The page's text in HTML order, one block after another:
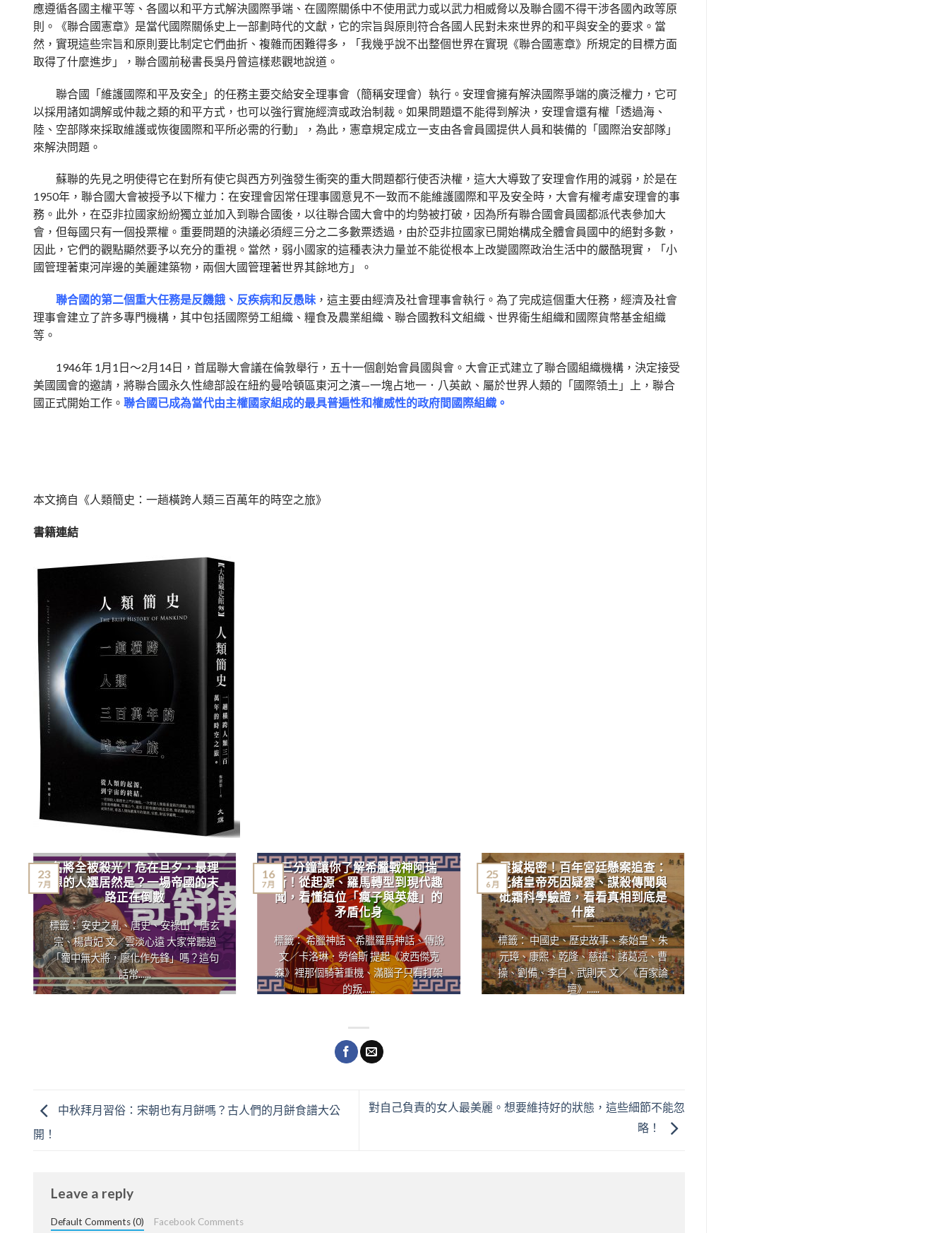
應遵循各國主權平等、各國以和平方式解決國際爭端、在國際關係中不使用武力或以武力相威脅以及聯合國不得干涉各國內政等原
則。
《聯合國憲章》是當代國際關係史上一部劃時代的文獻，它的宗旨與原則符合各國人民對未來世界的和平與安全的要求。當
然，實現這些宗旨和原則要比制定它們曲折、複雜而困難得多，「我幾乎說不出整個世界在實現《聯合國憲章》所規定的目標方面
取得了什麼進步」，聯合國前秘書長吳丹曾這樣悲觀地說道。
聯合國「維護國際和平及安全」的任務主要交給安全理事會（簡稱安理會）執行。安理會擁有解決國際爭端的廣泛權力，它可
以採用諸如調解或仲裁之類的和平方式，也可以強行實施經濟或政治制裁。如果問題還不能得到解決，安理會還有權「透過海、
陸、空部隊來採取維護或恢復國際和平所必需的行動」，為此，憲章規定成立一支由各會員國提供人員和裝備的「國際治安部隊」
來解決問題。
蘇聯的先見之明使得它在對所有使它與西方列強發生衝突的重大問題都行使否決權，這大大導致了安理會作用的減弱，於是在
1950年，聯合國大會被授予以下權力：在安理會因常任理事國意見不一致而不能維護國際和平及安全時，大會有權考慮安理會的事
務。此外，在亞非拉國家紛紛獨立並加入到聯合國後，以往聯合國大會中的均勢被打破，因為所有聯合國會員國都派代表參加大
會，但每國只有一個投票權。重要問題的決議必須經三分之二多數票透過，由於亞非拉國家已開始構成全體會員國中的絕對多數，
因此，它們的觀點顯然要予以充分的重視。當然，弱小國家的這種表決力量並不能從根本上改變國際政治生活中的嚴酷現實，「小
國管理著東河岸邊的美麗建築物，兩個大國管理著世界其餘地方」。
聯合國的第二個重大任務是反饑餓、反疾病和反愚昧 ，這主要由經濟及社會理事會執行。為了完成這個重大任務，經濟及社會
理事會建立了許多專門機構，其中包括國際勞工組織、糧食及農業組織、聯合國教科文組織、世界衛生組織和國際貨幣基金組織
等。
1946年 1月1日～2月14日，首屆聯大會議在倫敦舉行，五十一個創始會員國與會。大會正式建立了聯合國組織機構，決定接受
美國國會的邀請，將聯合國永久性總部設在紐約曼哈頓區東河之濱—一塊占地一．八英畝、屬於世界人類的「國際領土」上，聯合
國正式開始工作。 聯合國已成為當代由主權國家組成的最具普遍性和權威性的政府間國際組織。
本文摘自 《人類簡史：一趟橫跨人類三百萬年的時空之旅》
書籍連結
名將全被殺光！危在旦夕，最理
想的人選居然是？一場帝國的末
路正在倒數
標籤： 安史之亂、唐史、安祿山、唐玄
宗、楊貴妃 文／雲淡心遠 大家常聽過
「蜀中無大將，廖化作先鋒」嗎？這句
話常......
23
7 月
三分鐘讓你了解希臘戰神阿瑞
斯！從起源、羅馬轉型到現代趣
聞，看懂這位「瘋子與英雄」的
矛盾化身
標籤： 希臘神話、希臘羅馬神話、傳說
文／卡洛琳．勞倫斯 提起《波西傑克
森》裡那個騎著重機、滿腦子只有打架
的叛......
16
7 月
震撼揭密！百年宮廷懸案追查：
光緒皇帝死因疑雲、謀殺傳聞與
砒霜科學驗證，看看真相到底是
什麼
標籤： 中國史、歷史故事、秦始皇、朱
元璋、康熙、乾隆、慈禧、諸葛亮、曹
操、劉備、李白、武則天 文／《百家論
壇》......
25
6 月
中秋拜月習俗：宋朝也有月餅嗎？古人們的月餅食譜大公
開！
對自己負責的女人最美麗。想要維持好的狀態，這些細節不能忽
略！
Leave a reply
Default Comments (0) Facebook Comments